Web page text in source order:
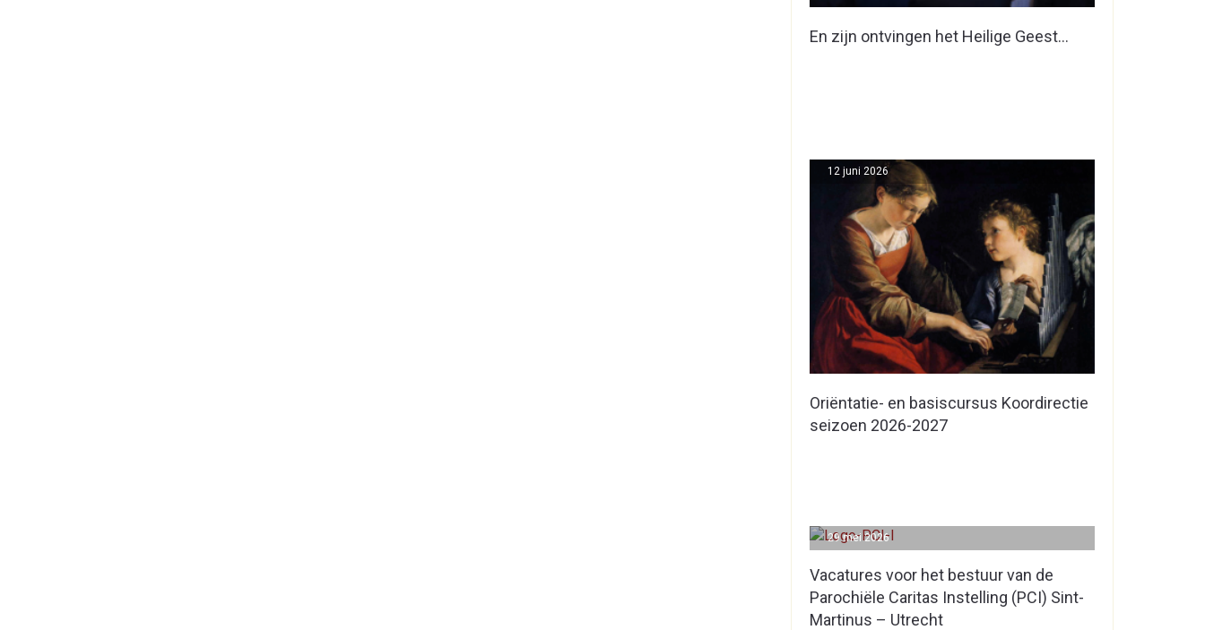
En zijn ontvingen het Heilige Geest…
Oriëntatie- en basiscursus Koordirectie
seizoen 2026-2027
12 juni 2026
Vacatures voor het bestuur van de
Parochiële Caritas Instelling (PCI) Sint-
Martinus – Utrecht
29 mei 2026